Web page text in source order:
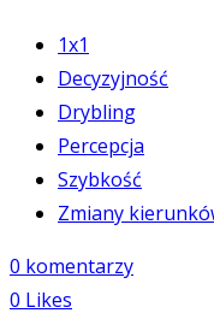
1x1
Decyzyjność
Drybling
Percepcja
Szybkość
Zmiany
0 komentarzy
0 Likes